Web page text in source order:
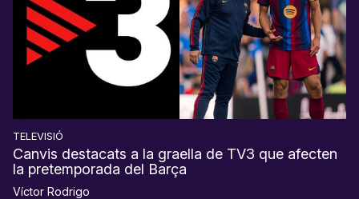
TELEVISIÓ
Canvis destacats a la graella de TV3 que afecten
la pretemporada del Barça
Víctor Rodrigo